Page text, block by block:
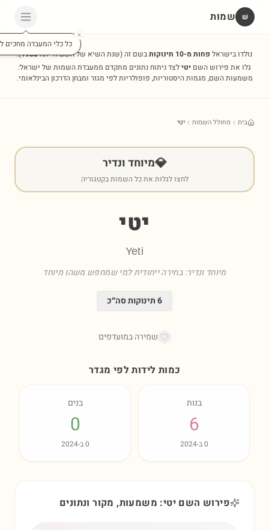
שׁ שמות
כל כלי המעבדה מחכים
נולדו בישראל פחות מ-10 תינוקות בשם זה(שנת השיא של השם הייתה1953
).
גלו את פירוש השם יטילצד ניתוח נתונים מתקדם ממעבדת השמות של ישראל:
משמעות השם, מגמות היסטוריות, פופולריות לפי מגזר ומבחן הדרכון הבינלאומי.
בית מחולל השמות יטי
💎מיוחד ונדיר
לחצו לגלות את כל השמות בקטגוריה
יטי
Yeti
מיוחד ונדיר: בחירה ייחודית למי שמחפש משהו מיוחד
6תינוקות סה״כ
שמירה במועדפים
כמות לידות לפי מגדר
בנות
6
0ב-2024
בנים
0
0ב-2024
פירוש השם יטי: משמעות, מקור ונתונים